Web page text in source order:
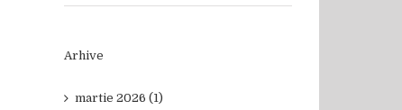
Arhive
martie 2026 (1)